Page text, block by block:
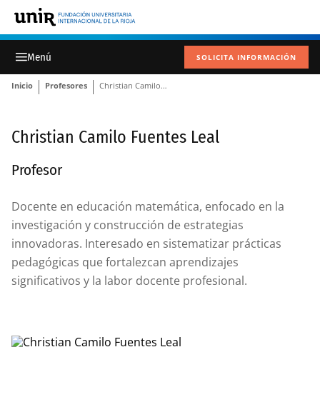
SOLICITA INFORMACIÓN
Inicio Profesores Christian Camilo Fuentes Leal
Christian Camilo Fuentes Leal
Profesor
Docente en educación matemática, enfocado en la
investigación y construcción de estrategias
innovadoras. Interesado en sistematizar prácticas
pedagógicas que fortalezcan aprendizajes
significativos y la labor docente profesional.